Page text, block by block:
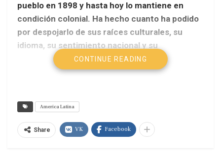
pueblo en 1898 y hasta hoy lo mantiene en
condición colonial. Ha hecho cuanto ha podido
por despojarlo de sus raíces culturales, su
idioma, su sentimiento nacional y su
autoestima, y por reprimir o ningunear a
quienes reivindican estos derechos. Sin
político y militar de Washington.
CONTINUE READING
America Latina
Share VK Facebook